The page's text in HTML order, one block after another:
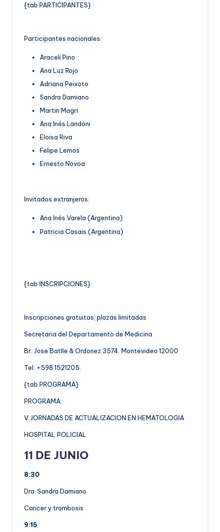
{tab PARTICIPANTES}
Participantes nacionales:
Araceli Pino
Ana Luz Rojo
Adriana Peixoto
Sandra Damiano
Martin Magri
Ana Inés Landoni
Eloisa Riva
Felipe Lemos
Ernesto Novoa
Invitados extranjeros:
Ana Inés Varela (Argentina)
Patricia Casais (Argentina)
{tab INSCRIPCIONES}
Inscripciones gratuitas, plazas limitadas
Secretaria del Departamento de Medicina
Br. Jose Batlle & Ordonez 3574. Montevideo 12000
Tel: +598 1521205.
{tab PROGRAMA}
PROGRAMA:
V JORNADAS DE ACTUALIZACION EN HEMATOLOGIA
HOSPITAL POLICIAL
11 DE JUNIO
8:30
Dra. Sandra Damiano
Cancer y trombosis
9:15